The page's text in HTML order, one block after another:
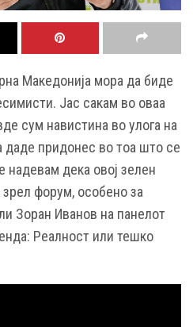
Македонија мора да биде
Јас сакам во оваа
сум навистина во улога на
даде придонес во тоа што се
надевам дека овој зелен
форум, особено за
Зоран Иванов на панелот
Реалност или тешко